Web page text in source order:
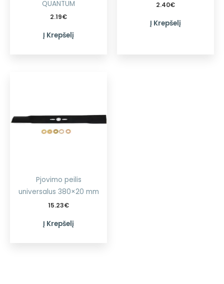
QUANTUM
2.19€
Į Krepšelį
2.40€
Į Krepšelį
Pjovimo peilis
universalus 380×20 mm
15.23€
Į Krepšelį